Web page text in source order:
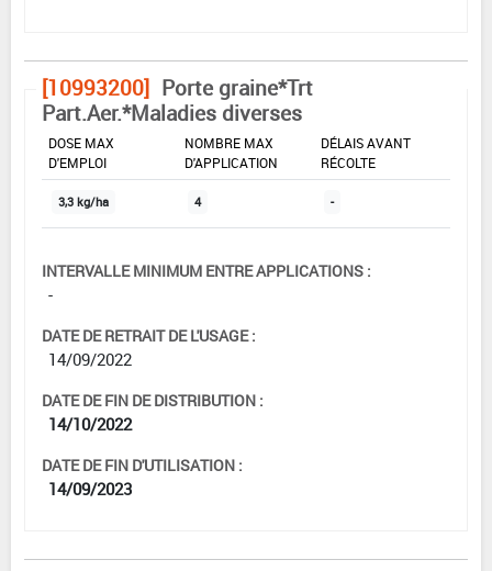
[10993200] Porte graine*Trt
Part.Aer.*Maladies diverses
DOSE MAX
D'EMPLOI
NOMBRE MAX
D'APPLICATION
DÉLAIS AVANT
RÉCOLTE
3,3 kg/ha 4 -
INTERVALLE MINIMUM ENTRE APPLICATIONS :
-
DATE DE RETRAIT DE L'USAGE :
14/09/2022
DATE DE FIN DE DISTRIBUTION :
14/10/2022
DATE DE FIN D'UTILISATION :
14/09/2023